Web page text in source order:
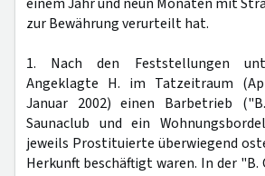
zur Bewährung verurteilt hat.
1. Nach den Feststellungen
Angeklagte H. im Tatzeitraum
Januar 2002) einen Barbetrieb
Saunaclub und ein
jeweils Prostituierte überwiegend
Herkunft beschäftigt waren. In der "B.